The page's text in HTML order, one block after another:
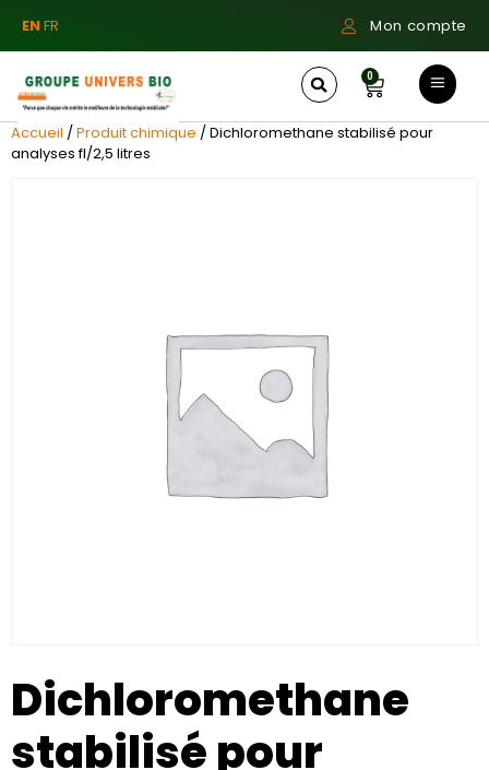
ENFR Mon compte
0
Accueil /Produit chimique / Dichloromethane stabilisé pour
analyses fl/2,5 litres
Dichloromethane
stabilisé pour